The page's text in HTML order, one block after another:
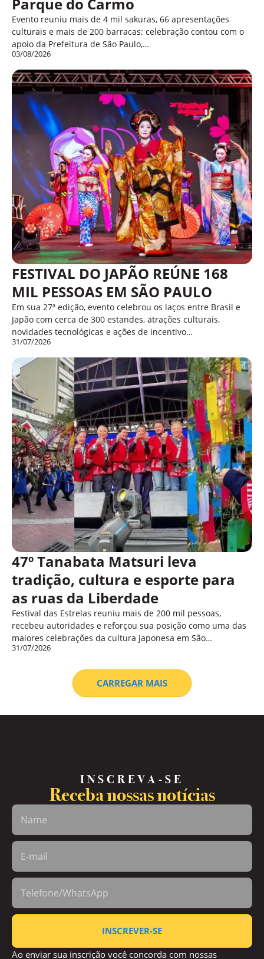
Parque do Carmo
Evento reuniu mais de 4 mil sakuras, 66 apresentações
culturais e mais de 200 barracas; celebração contou com o
apoio da Prefeitura de São Paulo,…
03/08/2026
FESTIVAL DO JAPÃO REÚNE 168
MIL PESSOAS EM SÃO PAULO
Em sua 27ª edição, evento celebrou os laços entre Brasil e
Japão com cerca de 300 estandes, atrações culturais,
novidades tecnológicas e ações de incentivo…
31/07/2026
47º Tanabata Matsuri leva
tradição, cultura e esporte para
as ruas da Liberdade
Festival das Estrelas reuniu mais de 200 mil pessoas,
recebeu autoridades e reforçou sua posição como uma das
maiores celebrações da cultura japonesa em São…
31/07/2026
CARREGAR MAIS
INSCREVA-SE
Receba nossas notícias
INSCREVER-SE
Ao enviar sua inscrição você concorda com nossas